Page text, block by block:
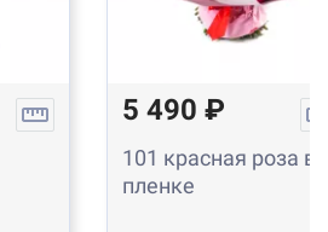
5 490 ₽
101 красная роза в
пленке